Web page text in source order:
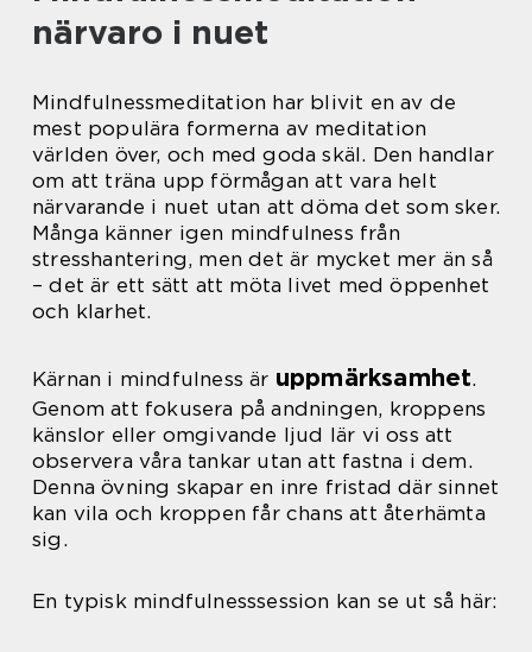
närvaro i nuet
Mindfulnessmeditation har blivit en av de
mest populära formerna av meditation
världen över, och med goda skäl. Den handlar
om att träna upp förmågan att vara helt
närvarande i nuet utan att döma det som sker.
Många känner igen mindfulness från
stresshantering, men det är mycket mer än så
– det är ett sätt att möta livet med öppenhet
och klarhet.
Kärnan i mindfulness är uppmärksamhet.
Genom att fokusera på andningen, kroppens
känslor eller omgivande ljud lär vi oss att
observera våra tankar utan att fastna i dem.
Denna övning skapar en inre fristad där sinnet
kan vila och kroppen får chans att återhämta
sig.
En typisk mindfulnesssession kan se ut så här: